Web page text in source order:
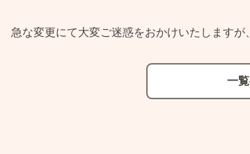
急な変更にて大変ご迷惑をおかけいたします
一